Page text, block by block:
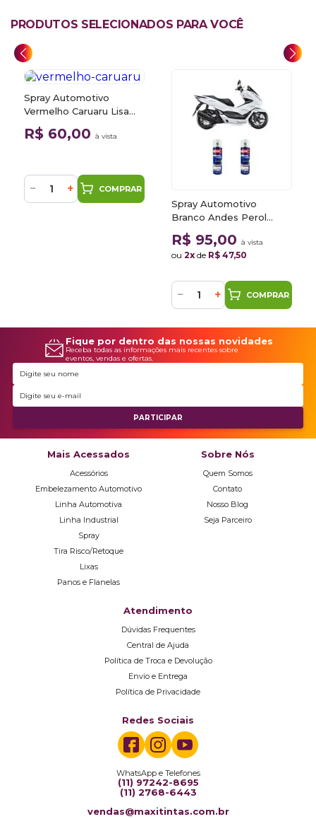
PRODUTOS SELECIONADOS PARA VOCÊ
Spray Automotivo
Vermelho Caruaru Lisa
R297 Honda Motos +
Spray Verniz 300ml
R$ 60,00 à vista
− + COMPRAR
Spray Automotivo
Branco Andes Perol
NHB49P Honda Motos +
Spray Verniz 300ml
R$ 95,00 à vista
ou 2x de R$ 47,50
− + COMPRAR
Fique por dentro das nossas novidades
Receba todas as informações mais recentes sobre
eventos, vendas e ofertas.
Mais Acessados
Acessórios
Embelezamento Automotivo
Linha Automotiva
Linha Industrial
Spray
Tira Risco/Retoque
Lixas
Panos e Flanelas
Sobre Nós
Quem Somos
Contato
Nosso Blog
Seja Parceiro
Atendimento
Dúvidas Frequentes
Central de Ajuda
Política de Troca e Devolução
Envio e Entrega
Política de Privacidade
Redes Sociais
WhatsApp e Telefones
(11) 97242-8695
(11) 2768-6443
vendas@maxitintas.com.br